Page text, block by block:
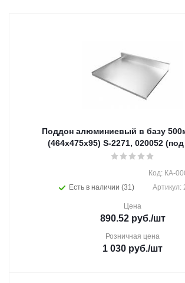
Поддон алюминиевый в базу
(464х475х95) S-2271, 020052 (под
Есть в наличии (31)
Код: КА-
Артикул:
Цена
890.52руб./шт
Розничная цена
1 030 руб./шт